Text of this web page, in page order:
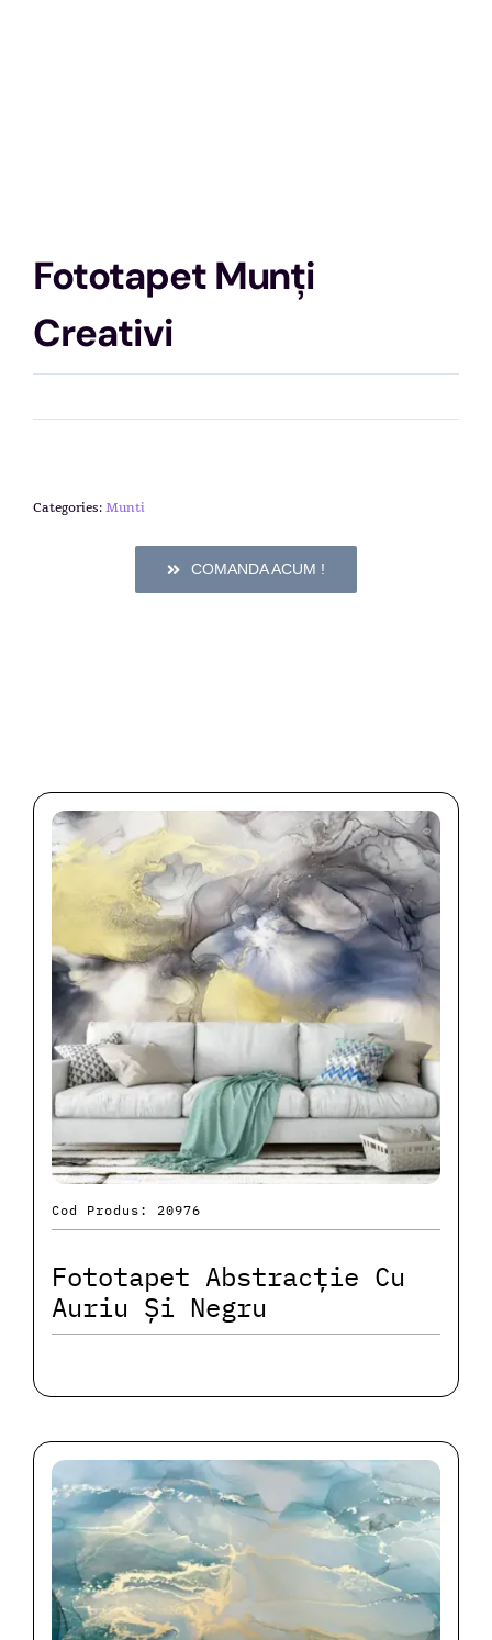
Fototapet Munți
Creativi
Categories:Munti
COMANDA ACUM !
Cod Produs: 20976
Fototapet Abstracție Cu
Auriu Și Negru